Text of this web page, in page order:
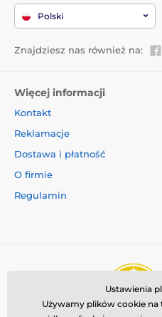
Polski
Znajdziesz nas również na:
Więcej informacji
Kontakt
Reklamacje
Dostawa i płatność
O firmie
Regulamin
Ustawienia
Używamy plików cookie na